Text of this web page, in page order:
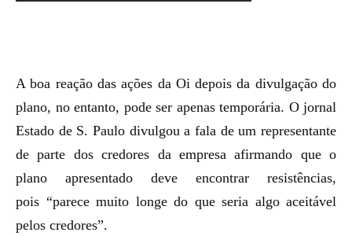
A boa reação das ações da Oi depois da divulgação do
plano, no entanto, pode ser apenas temporária. O jornal
Estado de S. Paulo divulgou a fala de um representante
de parte dos credores da empresa afirmando que o
plano apresentado deve encontrar resistências,
pois “parece muito longe do que seria algo aceitável
pelos credores”.